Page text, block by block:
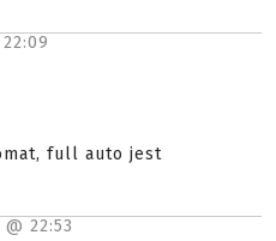
22:09
full auto jest
22:53